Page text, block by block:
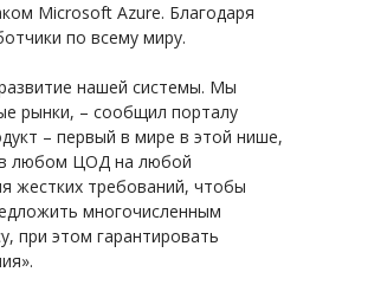
Microsoft Azure. Благодаря
по всему миру.
нашей системы. Мы
рынки, – сообщил порталу
– первый в мире в этой нише,
в любом ЦОД на любой
жестких требований, чтобы
многочисленным
при этом гарантировать